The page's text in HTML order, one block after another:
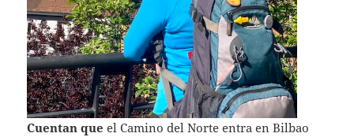
Cuentan que el Camino del Norte entra en Bilbao